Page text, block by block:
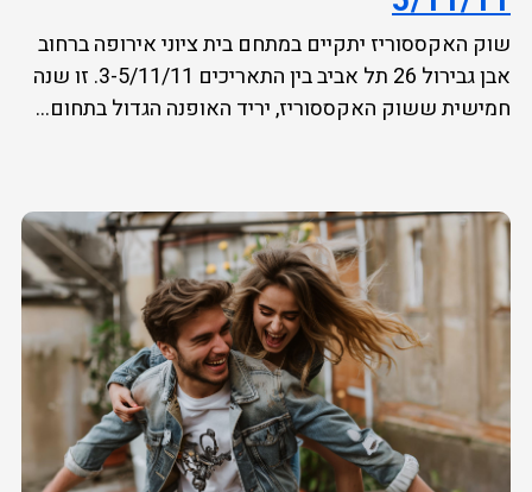
שוק האקססוריז יתקיים במתחם בית ציוני אירופה ברחוב
אבן גבירול 26 תל אביב בין התאריכים 3-5/11/11. זו שנה
חמישית ששוק האקססוריז, יריד האופנה הגדול בתחום...